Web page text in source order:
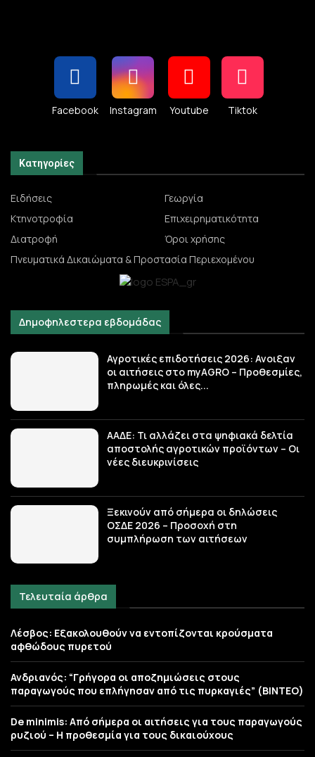
Facebook Instagram Youtube Tiktok
Κατηγορίες
Ειδήσεις
Γεωργία
Κτηνοτροφία
Επιχειρηματικότητα
Διατροφή
Όροι χρήσης
Πνευματικά Δικαιώματα & Προστασία Περιεχομένου
Δημοφηλεστερα εβδομάδας
Αγροτικές επιδοτήσεις 2026: Ανοιξαν
οι αιτήσεις στο myAGRO – Προθεσμίες,
πληρωμές και όλες...
ΑΑΔΕ: Τι αλλάζει στα ψηφιακά δελτία
αποστολής αγροτικών προϊόντων – Οι
νέες διευκρινίσεις
Ξεκινούν από σήμερα οι δηλώσεις
ΟΣΔΕ 2026 – Προσοχή στη
συμπλήρωση των αιτήσεων
Τελευταία άρθρα
Λέσβος: Εξακολουθούν να εντοπίζονται κρούσματα
αφθώδους πυρετού
Ανδριανός: “Γρήγορα οι αποζημιώσεις στους
παραγωγούς που επλήγησαν από τις πυρκαγιές” (BINTEO)
De minimis: Από σήμερα οι αιτήσεις για τους παραγωγούς
ρυζιού – Η προθεσμία για τους δικαιούχους